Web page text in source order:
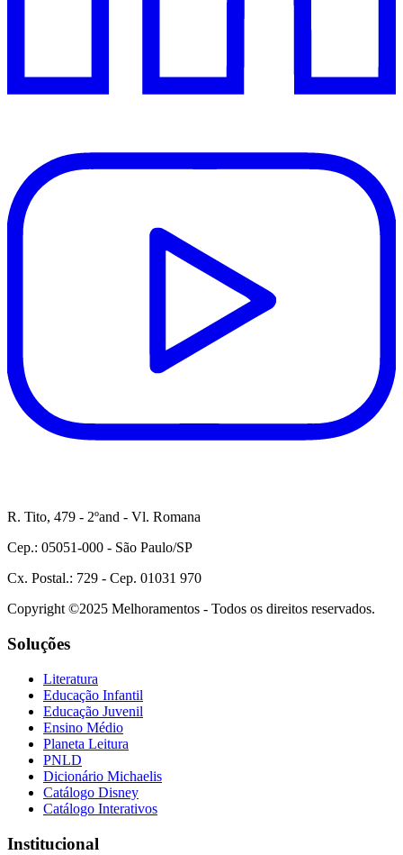
R. Tito, 479 - 2ºand - Vl. Romana
Cep.: 05051-000 - São Paulo/SP
Cx. Postal.: 729 - Cep. 01031 970
Copyright ©2025 Melhoramentos - Todos os direitos reservados.
Soluções
Literatura
Educação Infantil
Educação Juvenil
Ensino Médio
Planeta Leitura
PNLD
Dicionário Michaelis
Catálogo Disney
Catálogo Interativos
Institucional